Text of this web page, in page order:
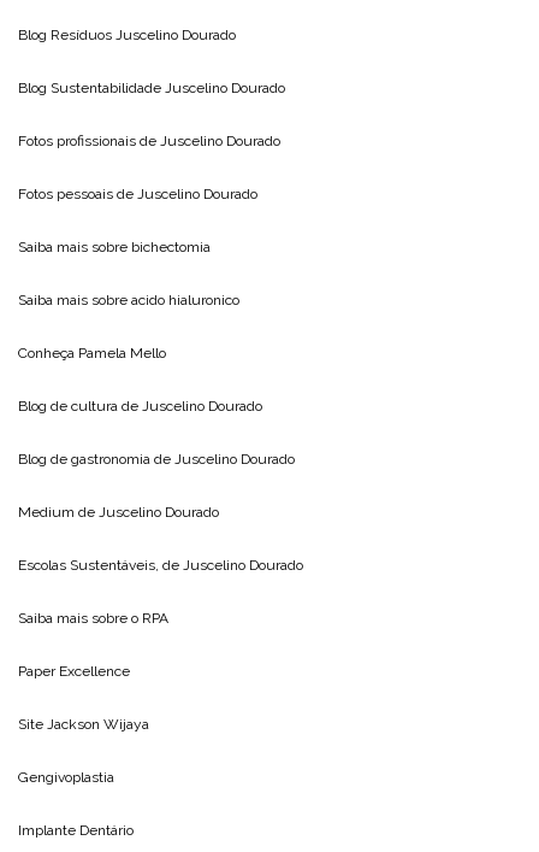
Blog Resíduos Juscelino Dourado
Blog Sustentabilidade Juscelino Dourado
Fotos profissionais de Juscelino Dourado
Fotos pessoais de Juscelino Dourado
Saiba mais sobre bichectomia
Saiba mais sobre acido hialuronico
Conheça Pamela Mello
Blog de cultura de Juscelino Dourado
Blog de gastronomia de Juscelino Dourado
Medium de Juscelino Dourado
Escolas Sustentáveis, de Juscelino Dourado
Saiba mais sobre o RPA
Paper Excellence
Site Jackson Wijaya
Gengivoplastia
Implante Dentário